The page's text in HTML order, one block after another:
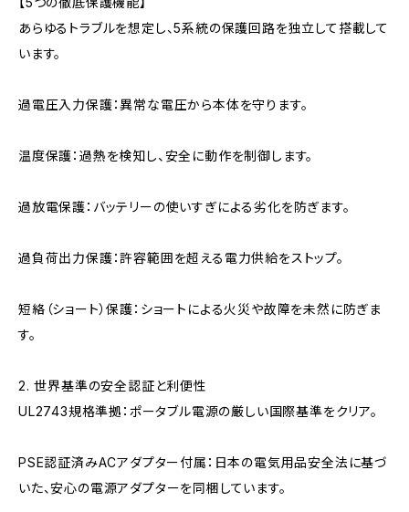
あらゆるトラブルを想定し、5系統の保護回路を独立して搭載して
います。
過電圧入力保護：異常な電圧から本体を守ります。
温度保護：過熱を検知し、安全に動作を制御します。
過放電保護：バッテリーの使いすぎによる劣化を防ぎます。
過負荷出力保護：許容範囲を超える電力供給をストップ。
短絡（ショート）保護：ショートによる火災や故障を未然に防ぎま
す。
2. 世界基準の安全認証と利便性
UL2743規格準拠：ポータブル電源の厳しい国際基準をクリア。
PSE認証済みACアダプター付属：日本の電気用品安全法に基づ
いた、安心の電源アダプターを同梱しています。